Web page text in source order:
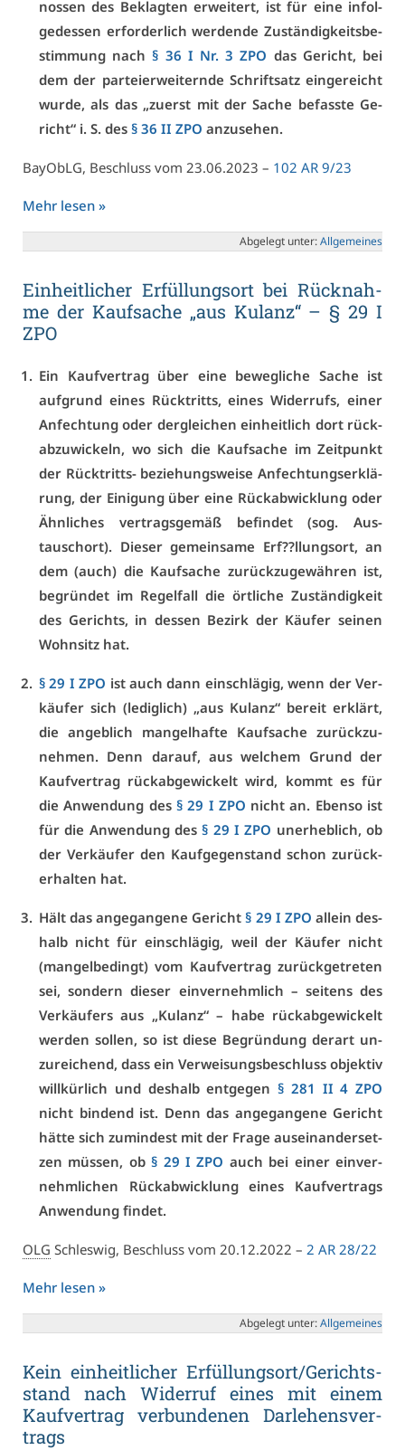
nos­sen des Be­klag­ten er­wei­tert, ist für ei­ne in­fol­
ge­des­sen er­for­der­lich wer­den­de Zu­stän­dig­keits­be­
stim­mung nach§ 36 I Nr. 3 ZPO das Ge­richt, bei
dem der par­tei­er­wei­tern­de Schrift­satz ein­ge­reicht
wur­de, als das „zu­erst mit der Sa­che be­fass­te Ge­
richt“ i. S. des § 36 II ZPO an­zu­se­hen.
Ba­yO­bLG, Be­schluss vom 23.06.2023 – 102 AR 9/23
Mehr le­sen »
Ab­ge­legt un­ter:All­ge­mei­nes
Ein­heit­li­cher Er­fül­lungs­ort bei Rück­nah­
me der Kauf­sa­che „aus Ku­lanz“ – § 29 I
ZPO
Ein Kauf­ver­trag über ei­ne be­weg­li­che Sa­che ist
auf­grund ei­nes Rück­tritts, ei­nes Wi­der­rufs, ei­ner
An­fech­tung oder der­glei­chen ein­heit­lich dort rück­
ab­zu­wi­ckeln, wo sich die Kauf­sa­che im Zeit­punkt
der Rück­tritts- be­zie­hungs­wei­se An­fech­tungs­er­klä­
rung, der Ei­ni­gung über ei­ne Rück­ab­wick­lung oder
Ähn­li­ches ver­trags­ge­mäß be­fin­det (sog. Aus­
tauschort). Die­ser ge­mein­sa­me Erf??llungs­ort, an
dem (auch) die Kauf­sa­che zu­rück­zu­ge­wäh­ren ist,
be­grün­det im Re­gel­fall die ört­li­che Zu­stän­dig­keit
des Ge­richts, in des­sen Be­zirk der Käu­fer sei­nen
Wohn­sitz hat.
§ 29 I ZPO ist auch dann ein­schlä­gig, wenn der Ver­
käu­fer sich (le­dig­lich) „aus Ku­lanz“ be­reit er­klärt,
die an­geb­lich man­gel­haf­te Kauf­sa­che zu­rück­zu­
neh­men. Denn dar­auf, aus wel­chem Grund der
Kauf­ver­trag rück­ab­ge­wi­ckelt wird, kommt es für
die An­wen­dung des § 29 I ZPO nicht an. Eben­so ist
für die An­wen­dung des§ 29 I ZPO un­er­heb­lich, ob
der Ver­käu­fer den Kauf­ge­gen­stand schon zu­rück­
er­hal­ten hat.
Hält das an­ge­gan­ge­ne Ge­richt§ 29 I ZPO al­lein des­
halb nicht für ein­schlä­gig, weil der Käu­fer nicht
(man­gel­be­dingt) vom Kauf­ver­trag zu­rück­ge­tre­ten
sei, son­dern die­ser ein­ver­nehm­lich – sei­tens des
Ver­käu­fers aus „Ku­lanz“ – ha­be rück­ab­ge­wi­ckelt
wer­den sol­len, so ist die­se Be­grün­dung der­art un­
zu­rei­chend, dass ein Ver­wei­sungs­be­schluss ob­jek­tiv
will­kür­lich und des­halb ent­ge­gen § 281 II 4 ZPO
nicht bin­dend ist. Denn das an­ge­gan­ge­ne Ge­richt
hät­te sich zu­min­dest mit der Fra­ge aus­ein­an­der­set­
zen müs­sen, ob§ 29 I ZPO auch bei ei­ner ein­ver­
nehm­li­chen Rück­ab­wick­lung ei­nes Kauf­ver­trags
An­wen­dung fin­det.
OLG Schles­wig, Be­schluss vom 20.12.2022 – 2 AR 28/22
Mehr le­sen »
Ab­ge­legt un­ter:All­ge­mei­nes
Kein ein­heit­li­cher Er­fül­lungs­ort/Ge­richts­
stand nach Wi­der­ruf ei­nes mit ei­nem
Kauf­ver­trag ver­bun­de­nen Dar­le­hens­ver­
trags